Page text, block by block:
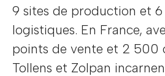
9 sites de production et
logistiques. En France,
points de vente et 2 500
Tollens et Zolpan